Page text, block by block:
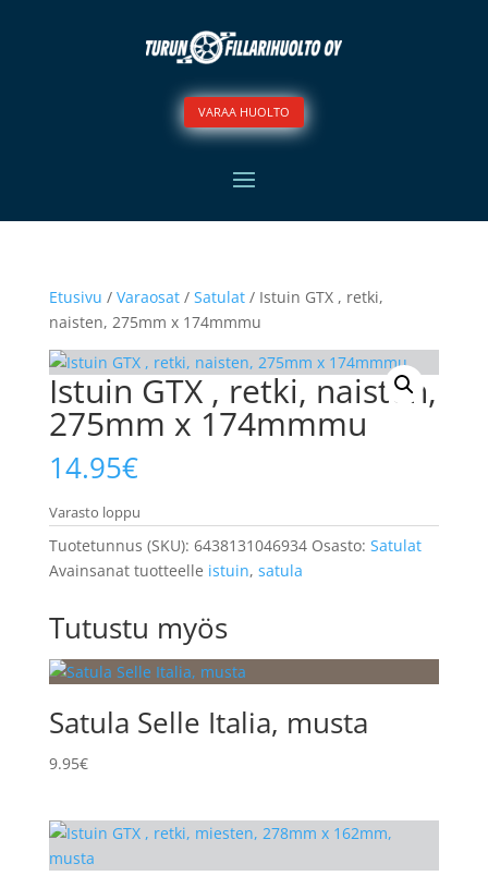
VARAA HUOLTO
Etusivu / Varaosat/ Satulat/ Istuin GTX , retki,
naisten, 275mm x 174mmmu
Istuin GTX , retki, naisten,
275mm x 174mmmu
14.95€
Varasto loppu
Tuotetunnus (SKU): 6438131046934 Osasto: Satulat
Avainsanat tuotteelle istuin, satula
Tutustu myös
Satula Selle Italia, musta
9.95€